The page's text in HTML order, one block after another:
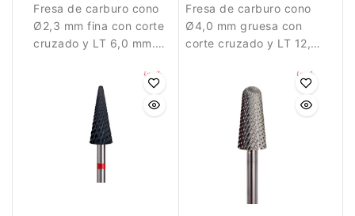
Fresa de carburo cono
Ø2,3 mm fina con corte
cruzado y LT 6,0 mm.
Fresa de carburo cono
Ø4,0 mm gruesa con
corte cruzado y LT 12,7